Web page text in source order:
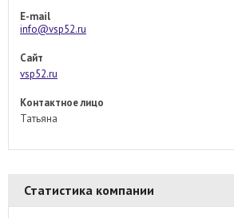
E-mail
info@vsp52.ru
Сайт
vsp52.ru
Контактное лицо
Татьяна
Статистика компании